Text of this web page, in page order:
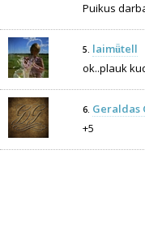
Puikus
5. laimǚtell
ok..plauk
6. Geraldas
+5